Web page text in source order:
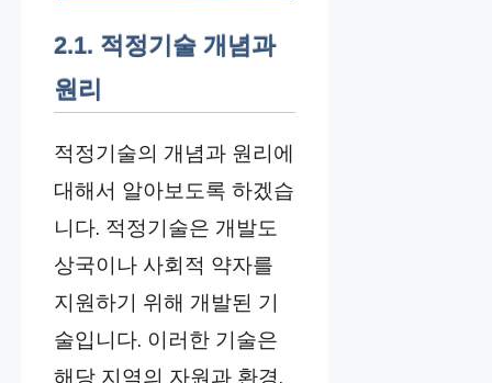
2.1. 적정기술 개념과
원리
적정기술의 개념과 원리에
대해서 알아보도록 하겠습
니다. 적정기술은 개발도
상국이나 사회적 약자를
지원하기 위해 개발된 기
술입니다. 이러한 기술은
해당 지역의 자원과 환경,